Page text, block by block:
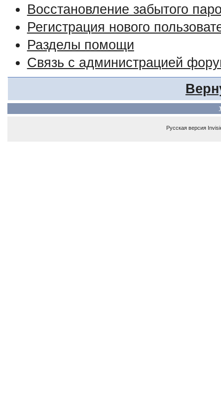
Восстановление забытого
Регистрация нового
Разделы помощи
Связь с администрацией
Русская версия